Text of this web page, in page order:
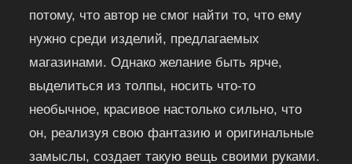
потому, что автор не смог найти то, что ему
нужно среди изделий, предлагаемых
магазинами. Однако желание быть ярче,
выделиться из толпы, носить что-то
необычное, красивое настолько сильно, что
он, реализуя свою фантазию и оригинальные
замыслы, создает такую вещь своими руками.